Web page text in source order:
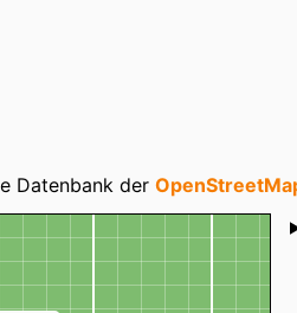
Datenbank der